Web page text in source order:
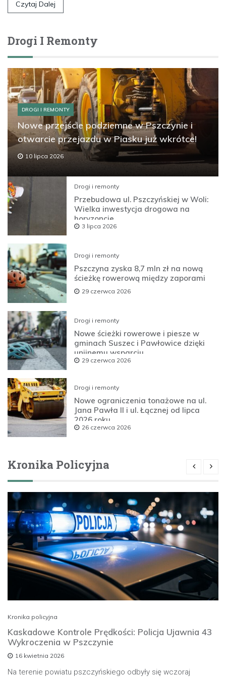
Czytaj Dalej
Drogi I Remonty
DROGI I REMONTY
Nowe przejście podziemne w Pszczynie i
otwarcie przejazdu w Piasku już wkrótce!
10 lipca 2026
Drogi i remonty
Przebudowa ul. Pszczyńskiej w Woli:
Wielka inwestycja drogowa na
horyzoncie
3 lipca 2026
Drogi i remonty
Pszczyna zyska 8,7 mln zł na nową
ścieżkę rowerową między zaporami
29 czerwca 2026
Drogi i remonty
Nowe ścieżki rowerowe i piesze w
gminach Suszec i Pawłowice dzięki
unijnemu wsparciu
29 czerwca 2026
Drogi i remonty
Nowe ograniczenia tonażowe na ul.
Jana Pawła II i ul. Łącznej od lipca
2026 roku
26 czerwca 2026
Kronika Policyjna
Kronika policyjna
Kaskadowe Kontrole Prędkości: Policja Ujawnia 43
Wykroczenia w Pszczynie
16 kwietnia 2026
Na terenie powiatu pszczyńskiego odbyły się wczoraj